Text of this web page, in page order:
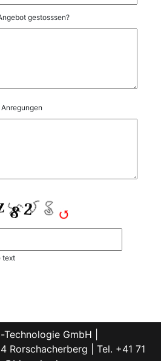
gestosssen?
text
GmbH |
Rorschacherberg | Tel. +41 71